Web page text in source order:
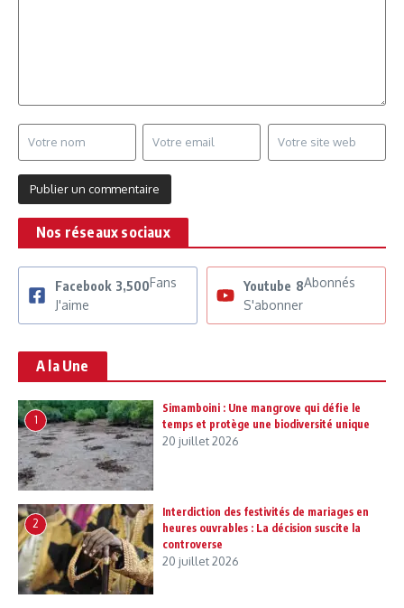
Nos réseaux sociaux
Facebook 3,500Fans
J'aime
Youtube 8Abonnés
S'abonner
A la Une
1
Simamboini : Une mangrove qui défie le
temps et protège une biodiversité unique
20 juillet 2026
2
Interdiction des festivités de mariages en
heures ouvrables : La décision suscite la
controverse
20 juillet 2026